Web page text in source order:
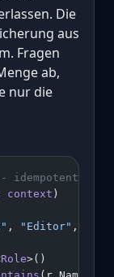
Die
aus
Fragen
ab,
nur die
idempotent
context )
, "Editor" ,
Role>()